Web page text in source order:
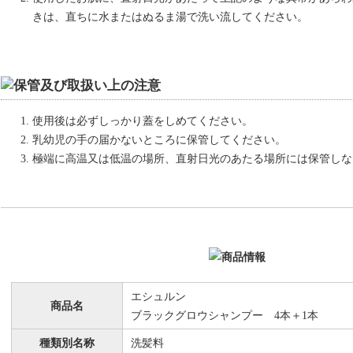
きは、直ちに水またはぬるま湯で洗い流してください。
使用後は必ずしっかり蓋をしめてください。
乳幼児の手の届かないところに保管してください。
極端に高温又は低温の場所、直射日光のあたる場所には保管し
商品名
エシュルン
ブラックグロウシャンプー 4本＋1本
種類別名称 洗髪料